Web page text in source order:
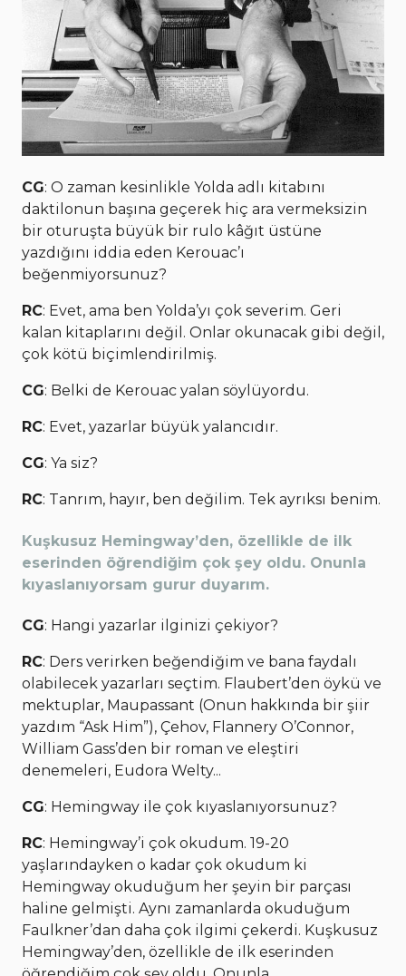
CG: O zaman kesinlikle Yolda adlı kitabını
daktilonun başına geçerek hiç ara vermeksizin
bir oturuşta büyük bir rulo kâğıt üstüne
yazdığını iddia eden Kerouac’ı
beğenmiyorsunuz?
RC: Evet, ama ben Yolda’yı çok severim. Geri
kalan kitaplarını değil. Onlar okunacak gibi değil,
çok kötü biçimlendirilmiş.
CG: Belki de Kerouac yalan söylüyordu.
RC: Evet, yazarlar büyük yalancıdır.
CG: Ya siz?
RC: Tanrım, hayır, ben değilim. Tek ayrıksı benim.
Kuşkusuz Hemingway’den, özellikle de ilk
eserinden öğrendiğim çok şey oldu. Onunla
kıyaslanıyorsam gurur duyarım.
CG: Hangi yazarlar ilginizi çekiyor?
RC: Ders verirken beğendiğim ve bana faydalı
olabilecek yazarları seçtim. Flaubert’den öykü ve
mektuplar, Maupassant (Onun hakkında bir şiir
yazdım “Ask Him”), Çehov, Flannery O’Connor,
William Gass’den bir roman ve eleştiri
denemeleri, Eudora Welty...
CG: Hemingway ile çok kıyaslanıyorsunuz?
RC: Hemingway’i çok okudum. 19-20
yaşlarındayken o kadar çok okudum ki
Hemingway okuduğum her şeyin bir parçası
haline gelmişti. Aynı zamanlarda okuduğum
Faulkner’dan daha çok ilgimi çekerdi. Kuşkusuz
Hemingway’den, özellikle de ilk eserinden